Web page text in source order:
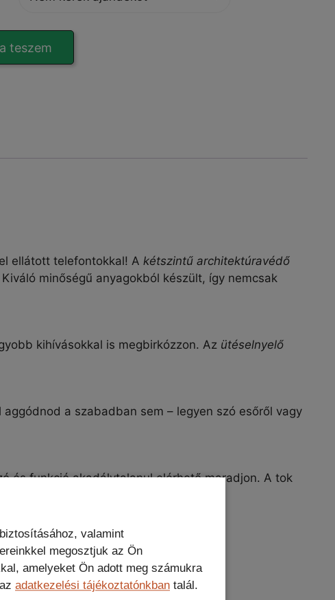
valamint
megosztjuk az Ön
amelyeket Ön adott meg számukra
adatkezelési tájékoztatónkban talál.
teszem
ellátott telefontokkal! A kétszintű architektúravédő
minőségű anyagokból készült, így nemcsak
kihívásokkal is megbirkózzon. Az ütéselnyelő
a szabadban sem – legyen szó esőről vagy
és funkció akadálytalanul elérhető maradjon. A tok